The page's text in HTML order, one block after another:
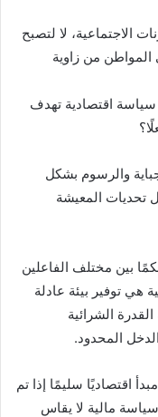
الاجتماعية، لا لتصبح
المواطن من زاوية
اقتصادية تهدف
والرسوم بشكل
تحديات المعيشة
بين مختلف الفاعلين
هي توفير بيئة عادلة
الشرائية
المحدود.
اقتصاديًا سليمًا إذا تم
مالية لا يقاس